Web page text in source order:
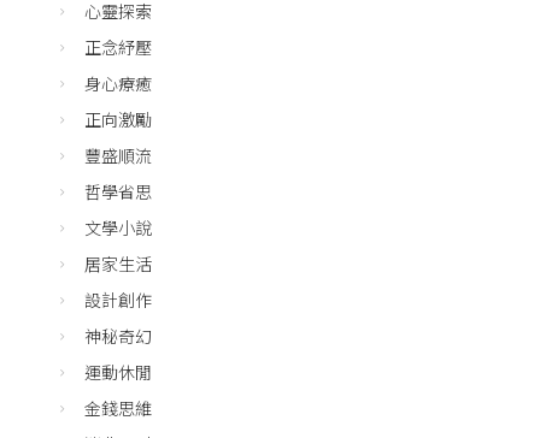
心靈探索
正念紓壓
身心療癒
正向激勵
豐盛順流
哲學省思
文學小說
居家生活
設計創作
神秘奇幻
運動休閒
金錢思維